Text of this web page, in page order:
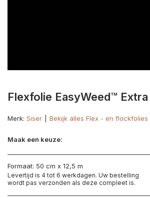
Flexfolie EasyWeed™
Merk: Siser Bekijk alles Flex - en flockfolies
Maak een keuze:
Formaat: 50 cm x 12,5 m
Levertijd is 4 tot 6 werkdagen. Uw bestelling
wordt pas verzonden als deze compleet is.